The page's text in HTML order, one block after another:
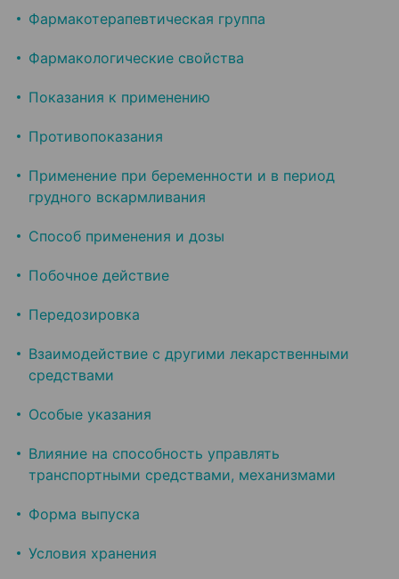
Фармакотерапевтическая группа
Фармакологические свойства
Показания к применению
Противопоказания
Применение при беременности и в период
грудного вскармливания
Способ применения и дозы
Побочное действие
Передозировка
Взаимодействие с другими лекарственными
средствами
Особые указания
Влияние на способность управлять
транспортными средствами, механизмами
Форма выпуска
Условия хранения